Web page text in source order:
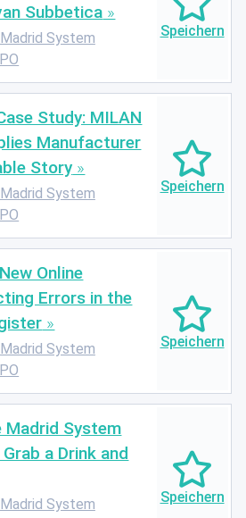
Subbetica
Madrid System
Study: MILAN
Manufacturer
Story
Madrid System
Online
Errors in the
Madrid System
Madrid System
a Drink and
Madrid System